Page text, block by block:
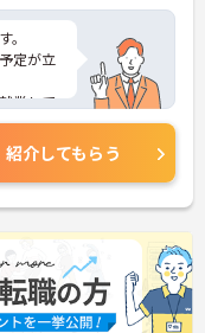
定が立
業して
ださ
紹介してもらう